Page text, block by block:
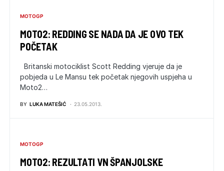
MOTOGP
MOTO2: REDDING SE NADA DA JE OVO TEK
POČETAK
Britanski motociklist Scott Redding vjeruje da je
pobjeda u Le Mansu tek početak njegovih uspjeha u
Moto2…
BY LUKA MATEŠIĆ 23.05.2013.
MOTOGP
MOTO2: REZULTATI VN ŠPANJOLSKE